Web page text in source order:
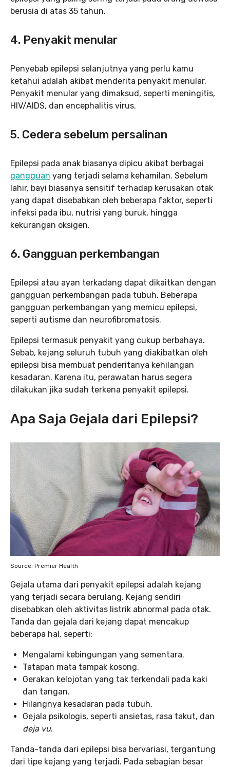
berusia di atas 35 tahun.
4. Penyakit menular
Penyebab epilepsi selanjutnya yang perlu kamu
ketahui adalah akibat menderita penyakit menular.
Penyakit menular yang dimaksud, seperti meningitis,
HIV/AIDS, dan encephalitis virus.
5. Cedera sebelum persalinan
Epilepsi pada anak biasanya dipicu akibat berbagai
gangguan yang terjadi selama kehamilan. Sebelum
lahir, bayi biasanya sensitif terhadap kerusakan otak
yang dapat disebabkan oleh beberapa faktor, seperti
infeksi pada ibu, nutrisi yang buruk, hingga
kekurangan oksigen.
6. Gangguan perkembangan
Epilepsi atau ayan terkadang dapat dikaitkan dengan
gangguan perkembangan pada tubuh. Beberapa
gangguan perkembangan yang memicu epilepsi,
seperti autisme dan neurofibromatosis.
Epilepsi termasuk penyakit yang cukup berbahaya.
Sebab, kejang seluruh tubuh yang diakibatkan oleh
epilepsi bisa membuat penderitanya kehilangan
kesadaran. Karena itu, perawatan harus segera
dilakukan jika sudah terkena penyakit epilepsi.
Apa Saja Gejala dari Epilepsi?
Source: Premier Health
Gejala utama dari penyakit epilepsi adalah kejang
yang terjadi secara berulang. Kejang sendiri
disebabkan oleh aktivitas listrik abnormal pada otak.
Tanda dan gejala dari kejang dapat mencakup
beberapa hal, seperti:
Mengalami kebingungan yang sementara.
Tatapan mata tampak kosong.
Gerakan kelojotan yang tak terkendali pada kaki
dan tangan.
Hilangnya kesadaran pada tubuh.
Gejala psikologis, seperti ansietas, rasa takut, dan
deja vu.
Tanda-tanda dari epilepsi bisa bervariasi, tergantung
dari tipe kejang yang terjadi. Pada sebagian besar